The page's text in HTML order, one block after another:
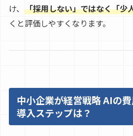
け、 「採用しない」ではなく「少
くと評価しやすくなります。
中小企業が経営戦略 AIの
導入ステップは？